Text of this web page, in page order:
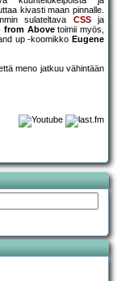
kivasti maan pinnalle.
sulateltava CSSja
from Abovetoimii myös,
up -koomikko Eugene
meno jatkuu vähintään